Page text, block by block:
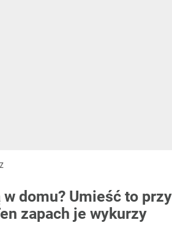
domu? Umieść to przy
zapach je wykurzy